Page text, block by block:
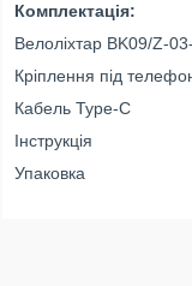
Комплектація:
Велоліхтар BK09/Z-
Кріплення під
Кабель Type-C
Інструкція
Упаковка